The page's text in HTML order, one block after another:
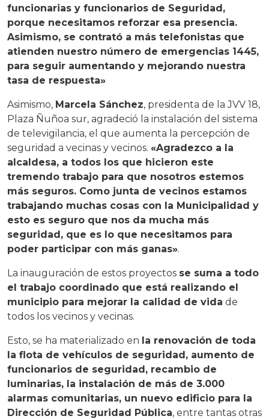
funcionarias y funcionarios de Seguridad,
porque necesitamos reforzar esa presencia.
Asimismo, se contrató a más telefonistas que
atienden nuestro número de emergencias 1445,
para seguir aumentando y mejorando nuestra
tasa de respuesta»
Asimismo, Marcela Sánchez, presidenta de la JVV 18,
Plaza Ñuñoa sur, agradeció la instalación del sistema
de televigilancia, el que aumenta la percepción de
seguridad a vecinas y vecinos. «Agradezco a la
alcaldesa, a todos los que hicieron este
tremendo trabajo para que nosotros estemos
más seguros. Como junta de vecinos estamos
trabajando muchas cosas con la Municipalidad y
esto es seguro que nos da mucha más
seguridad, que es lo que necesitamos para
poder participar con más ganas».
La inauguración de estos proyectos se suma a todo
el trabajo coordinado que está realizando el
municipio para mejorar la calidad de vida de
todos los vecinos y vecinas.
Esto, se ha materializado en la renovación de toda
la flota de vehículos de seguridad, aumento de
funcionarios de seguridad, recambio de
luminarias, la instalación de más de 3.000
alarmas comunitarias, un nuevo edificio para la
Dirección de Seguridad Pública, entre tantas otras